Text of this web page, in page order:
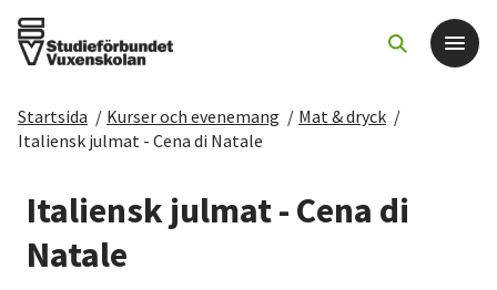
Det här gör vi
För dig som
Sök kurser och evenemang
Startsida / Kurser och evenemang / Mat & dryck /
Italiensk julmat - Cena di Natale
Italiensk julmat - Cena di
Natale